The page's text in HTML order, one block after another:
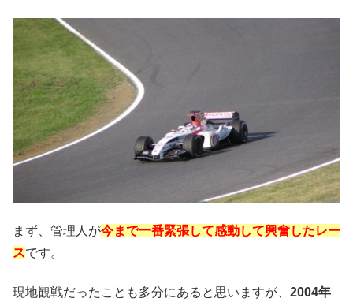
まず、管理人が今まで一番緊張して感動して興奮したレー
スです。
現地観戦だったことも多分にあると思いますが、 2004年